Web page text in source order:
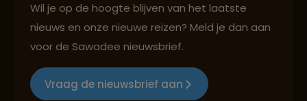
Reizen met oog voor mens, cultuur en milieu
Wil je op de hoogte blijven van het laatste
nieuws en onze nieuwe reizen? Meld je dan aan
voor de Sawadee nieuwsbrief.
Vraag de nieuwsbrief aan